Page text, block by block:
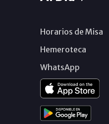
Horarios de Misa
Hemeroteca
WhatsApp